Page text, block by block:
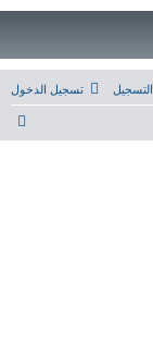
تسجيل الدخول التسجيل